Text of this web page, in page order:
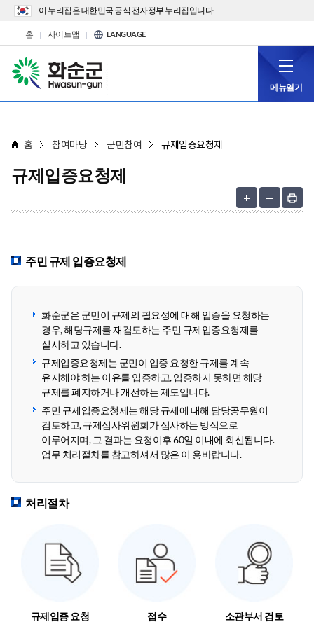
이 누리집은 대한민국 공식 전자정부 누리집입니다.
홈 사이트맵 LANGUAGE
메뉴열기
홈 참여마당 군민참여 규제입증요청제
규제입증요청제
주민 규제 입증요청제
화순군은 군민이 규제의 필요성에 대해 입증을 요청하는
경우, 해당규제를 재검토하는 주민 규제입증요청제를
실시하고 있습니다.
규제입증요청제는 군민이 입증 요청한 규제를 계속
유지해야 하는 이유를 입증하고, 입증하지 못하면 해당
규제를 폐지하거나 개선하는 제도입니다.
주민 규제입증요청제는 해당 규제에 대해 담당공무원이
검토하고, 규제심사위원회가 심사하는 방식으로
이루어지며, 그 결과는 요청이후 60일 이내에 회신됩니다.
업무 처리절차를 참고하셔서 많은 이 용바랍니다.
처리절차
규제입증 요청 접수 소관부서 검토